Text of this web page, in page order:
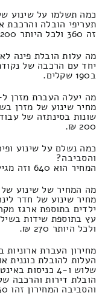
כמה תשלמו על שינוע
תעריפי הובלה
זה 360 ולכל היותר 200 שקל חדש.
מה עלות הובלת פינה
יחד עם הרכבה של
ב190 שקלים.
מה יעלה העברת מזרן ל-2 אנשים ולחלופין יחידי בסביבת
200 ₪.
כמה נשלם על שינוע
והסביבה?
המחיר הוא 640 וזה מגיע עד 240 שקל.
מה המחיר של שינוע
מחיר שינוע של חדר
ילדים בתוספת ארגז
ולכל היותר 270 ₪.
מחירון העברת ארוניות
העלות להובלת כוננית
שלוש ו-4
הובלת דירות והרכבה
והסביבה המחירון זהו 330 ולא יותר מ210 ש"ח.